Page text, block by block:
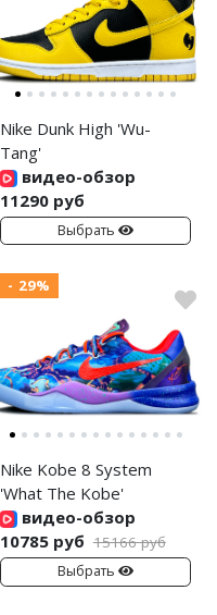
Nike Dunk High 'Wu-
Tang'
видео-обзор
11290 руб
Выбрать
- 29%
Nike Kobe 8 System
'What The Kobe'
видео-обзор
10785 руб 15166 руб
Выбрать